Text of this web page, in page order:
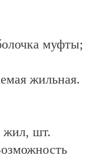
муфты;
жильная.
жил, шт.